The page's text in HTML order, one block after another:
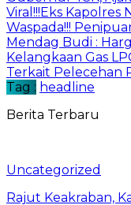
Viral!!!Eks
Waspada!!!
Mendag Budi :
Kelangkaan Gas
Terkait Pelecehan
Tag : headline
Berita Terbaru
Uncategorized
Rajut Keakraban,